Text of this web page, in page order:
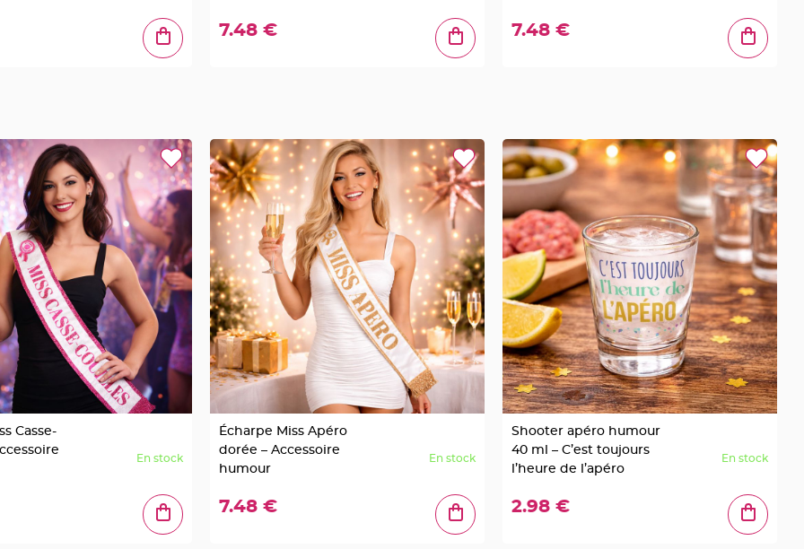
7.48 € 7.48 €
Casse-
En stock
Écharpe Miss Apéro
dorée – Accessoire
humour
En stock
7.48 €
Shooter apéro humour
40 ml – C’est toujours
l’heure de l’apéro
En stock
2.98 €